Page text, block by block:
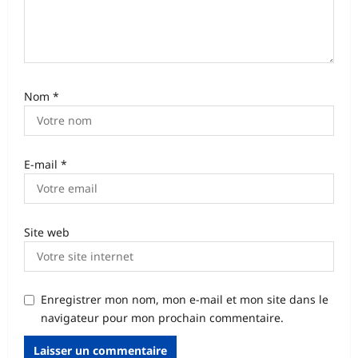
l
e
Nom *
E-mail *
Site web
Enregistrer mon nom, mon e-mail et mon site dans le
navigateur pour mon prochain commentaire.